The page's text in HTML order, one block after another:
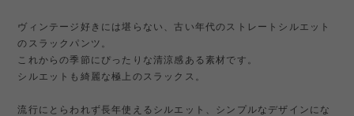
ヴィンテージ好きには堪らない、古い年代のストレートシルエット
のスラックパンツ。
これからの季節にぴったりな清涼感ある素材です。
シルエットも綺麗な極上のスラックス。
流行にとらわれず長年使えるシルエット、シンプルなデザインにな